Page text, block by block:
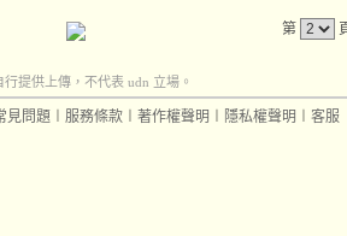
第
提供上傳，不代表 udn 立場。
見問題 服務條款 著作權聲明 隱私權聲明 客服